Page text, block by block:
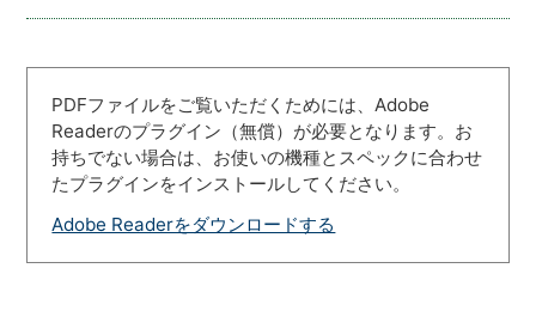
PDFファイルをご覧いただくためには、Adobe
Readerのプラグイン（無償）が必要となります。お
持ちでない場合は、お使いの機種とスペックに合わせ
たプラグインをインストールしてください。
Adobe Readerをダウンロードする